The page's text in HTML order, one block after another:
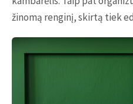
žinomą renginį, skirtą tiek